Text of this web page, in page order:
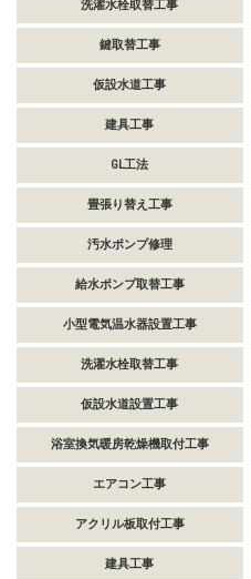
洗濯水栓取替工事
鍵取替工事
仮設水道工事
建具工事
GL工法
畳張り替え工事
汚水ポンプ修理
給水ポンプ取替工事
小型電気温水器設置工事
洗濯水栓取替工事
仮設水道設置工事
浴室換気暖房乾燥機取付工事
エアコン工事
アクリル板取付工事
建具工事